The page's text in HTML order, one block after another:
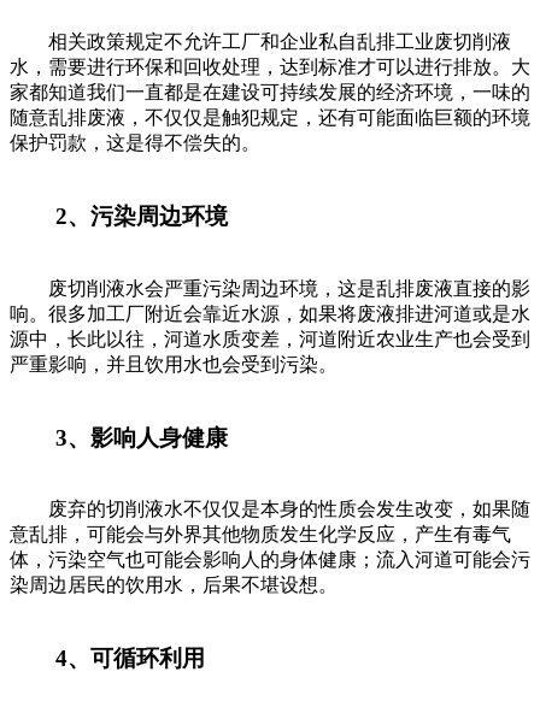
相关政策规定不允许工厂和企业私自乱排工业废切削液
水，需要进行环保和回收处理，达到标准才可以进行排放。大
家都知道我们一直都是在建设可持续发展的经济环境，一味的
随意乱排废液，不仅仅是触犯规定，还有可能面临巨额的环境
保护罚款，这是得不偿失的。
2、污染周边环境
废切削液水会严重污染周边环境，这是乱排废液直接的影
响。很多加工厂附近会靠近水源，如果将废液排进河道或是水
源中，长此以往，河道水质变差，河道附近农业生产也会受到
严重影响，并且饮用水也会受到污染。
3、影响人身健康
废弃的切削液水不仅仅是本身的性质会发生改变，如果随
意乱排，可能会与外界其他物质发生化学反应，产生有毒气
体，污染空气也可能会影响人的身体健康；流入河道可能会污
染周边居民的饮用水，后果不堪设想。
4、可循环利用